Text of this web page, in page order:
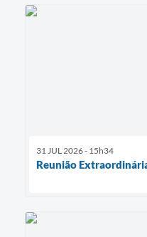
31 JUL 2026 - 15h34
Reunião